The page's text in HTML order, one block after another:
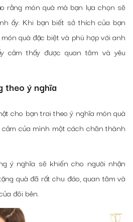
rằng món quà mà bạn lựa chọn sẽ
ấy. Khi bạn biết sở thích của bạn
quà đặc biệt và phù hợp với anh
cảm thấy được quan tâm và yêu
theo ý nghĩa
cho bạn trai theo ý nghĩa món quà
của mình một cách chân thành
ý nghĩa sẽ khiến cho người nhận
quà đã rất chu đáo, quan tâm và
đôi bên.